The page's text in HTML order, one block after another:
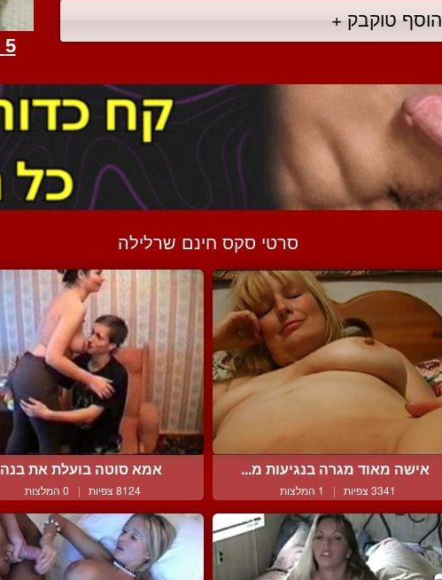
הוסף טוקבק +
סרטי סקס חינם שרלילה
אישה מאוד מגרה בנגיעות מ...
3341 צפיות | 1 המלצות
אמא סוטה בועלת את בנה
8124 צפיות | 0 המלצות